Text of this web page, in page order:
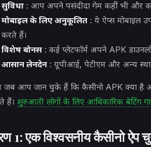
सुविधा: आप अपने पसंदीदा गेम कहीं भी और
मोबाइल के लिए अनुकूलित: ये ऐप्स मोबाइल
करते हैं।
विशेष बोनस: कई प्लेटफॉर्म अपने APK
आसान लेनदेन: यूपीआई, पेटीएम और अन्य
आप जान चुके हैं कि कैसीनो APK क्या है और
हैं। शुरुआती लोगों के लिए आधिकारिक बेटिंग
1: एक विश्वसनीय कैसीनो ऐप